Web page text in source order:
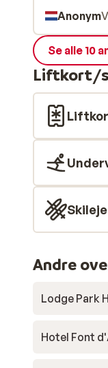
Anonym
Se alle 10
Liftkort/
Skileje
Andre
Lodge Park
Hotel Font